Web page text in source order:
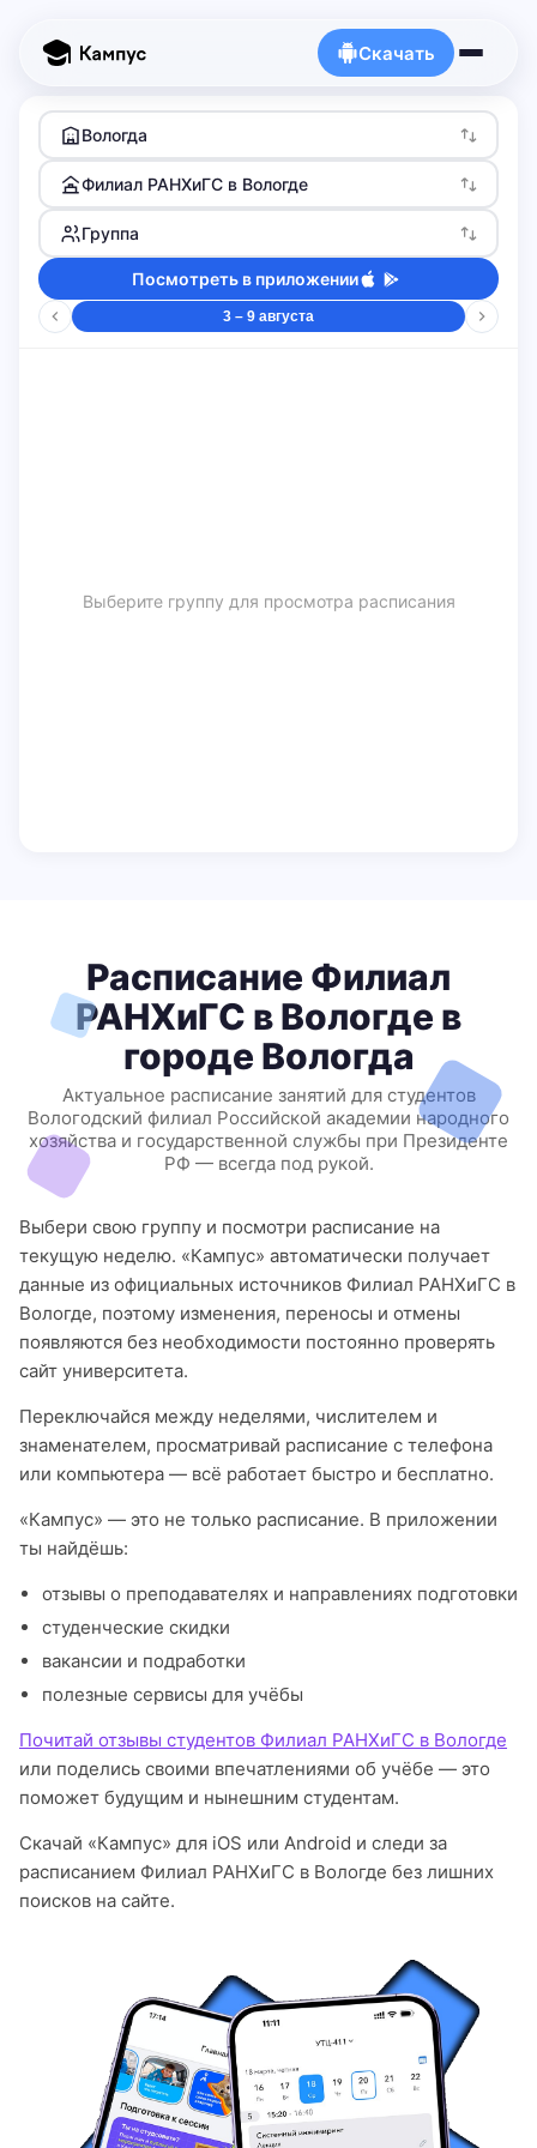
Скачать
Вологда
Филиал РАНХиГС в Вологде
Группа
Посмотреть в приложении
3 – 9 августа
Выберите группу для просмотра расписания
Расписание Филиал
РАНХиГС в Вологде в
городе Вологда
Актуальное расписание занятий для студентов
Вологодский филиал Российской академии народного
хозяйства и государственной службы при Президенте
РФ — всегда под рукой.
Выбери свою группу и посмотри расписание на
текущую неделю. «Кампус» автоматически получает
данные из официальных источников Филиал РАНХиГС в
Вологде, поэтому изменения, переносы и отмены
появляются без необходимости постоянно проверять
сайт университета.
Переключайся между неделями, числителем и
знаменателем, просматривай расписание с телефона
или компьютера — всё работает быстро и бесплатно.
«Кампус» — это не только расписание. В приложении
ты найдёшь:
отзывы о преподавателях и направлениях подготовки
студенческие скидки
вакансии и подработки
полезные сервисы для учёбы
Почитай отзывы студентов Филиал РАНХиГС в Вологде
или поделись своими впечатлениями об учёбе — это
поможет будущим и нынешним студентам.
Скачай «Кампус» для iOS или Android и следи за
расписанием Филиал РАНХиГС в Вологде без лишних
поисков на сайте.